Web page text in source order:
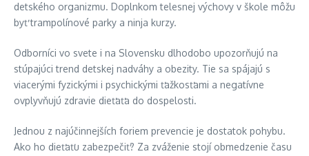
detského organizmu. Doplnkom telesnej výchovy v škole môžu
byť trampolínové parky a ninja kurzy.
Odborníci vo svete i na Slovensku dlhodobo upozorňujú na
stúpajúci trend detskej nadváhy a obezity. Tie sa spájajú s
viacerými fyzickými i psychickými ťažkosťami a negatívne
ovplyvňujú zdravie dieťaťa do dospelosti.
Jednou z najúčinnejších foriem prevencie je dostatok pohybu.
Ako ho dieťaťu zabezpečiť? Za zváženie stojí obmedzenie času